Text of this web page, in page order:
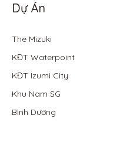
Dự Án
The Mizuki
KĐT Waterpoint
KĐT Izumi City
Khu Nam SG
Bình Dương